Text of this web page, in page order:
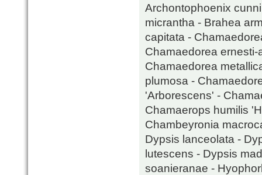
Archontophoenix
micrantha - Brahea
capitata -
Chamaedorea
Chamaedorea
plumosa -
'Arborescens' -
Chamaerops humilis
Chambeyronia
Dypsis lanceolata -
lutescens - Dypsis
soanieranae -